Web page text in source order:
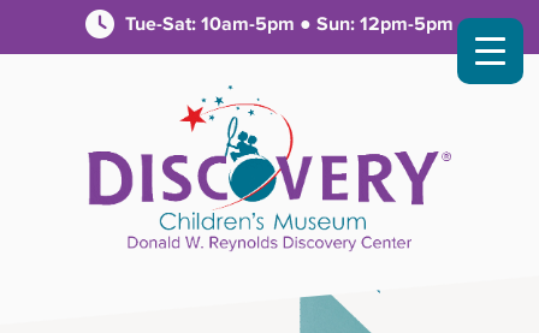
Tue-Sat: 10am-5pm ● Sun: 12pm-5pm